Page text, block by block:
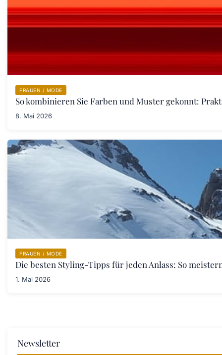
FRAUEN / MODE
So kombinieren Sie Farben und Muster gekonnt:
8. Mai 2026
FRAUEN / MODE
Die besten Styling-Tipps für jeden Anlass: So
1. Mai 2026
Newsletter